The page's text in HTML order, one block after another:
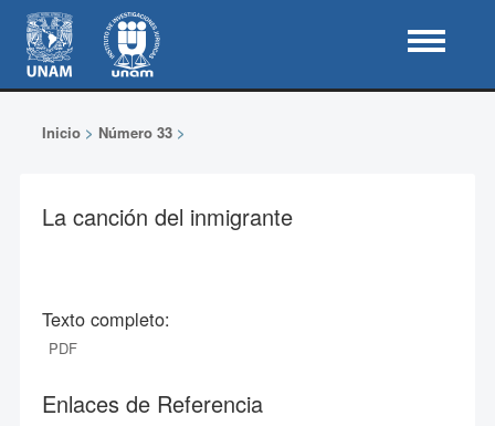
Inicio> Número 33>
La canción del inmigrante
Texto completo:
PDF
Enlaces de Referencia